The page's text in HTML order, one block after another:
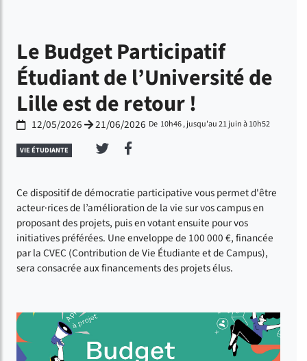
Le Budget Participatif
Étudiant de l’Université de
Lille est de retour !
Du 12/05/2026
au 21/06/2026 De 10h46 , jusqu'au 21 juin à 10h52
VIE ÉTUDIANTE Partager sur Twitter
Partager sur Facebook
Ce dispositif de démocratie participative vous permet d'être
acteur·rices de l’amélioration de la vie sur vos campus en
proposant des projets, puis en votant ensuite pour vos
initiatives préférées. Une enveloppe de 100 000 €, financée
par la CVEC (Contribution de Vie Étudiante et de Campus),
sera consacrée aux financements des projets élus.